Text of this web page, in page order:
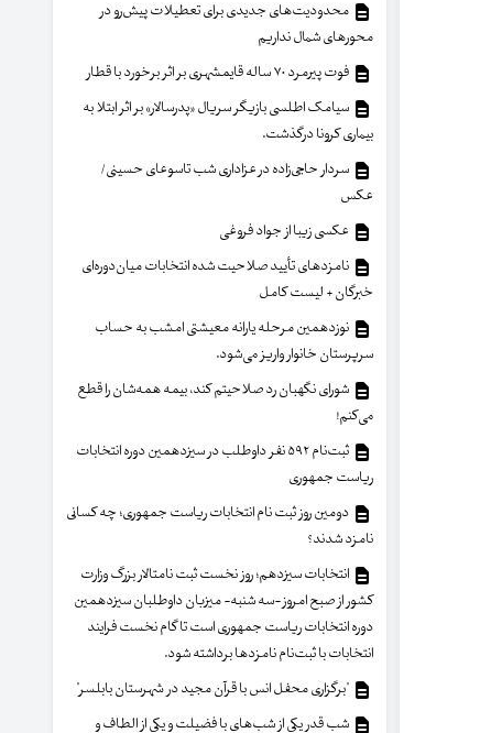
محدودیت‌های جدیدی برای تعطیلات پیش‌رو در
محورهای شمال نداریم
فوت پیرمرد ۷۰ ساله قایمشهری بر اثر برخورد با قطار
سیامک اطلسی بازیگر سریال «پدرسالار» بر اثر ابتلا به
بیماری کرونا درگذشت.
سردار حاجی‌زاده در عزاداری شب تاسوعای حسینی/
عکس
عکسی زیبا از جواد فروغی
نامزدهای تأیید صلاحیت شده انتخابات میان‌دوره‌ای
خبرگان + لیست کامل
نوزدهمین مرحله یارانه معیشتی امشب به حساب
سرپرستان خانوار واریز می‌شود.
شورای نگهبان رد صلاحیتم کند، بیمه همه‌شان را قطع
می‌کنم!
ثبت‌نام ۵۹۲ نفر داوطلب در سیزدهمین دوره انتخابات
ریاست جمهوری
دومین روز ثبت نام انتخابات ریاست جمهوری؛ چه کسانی
نامزد شدند؟
انتخابات سیزدهم؛ روز نخست ثبت نامتالار بزرگ وزارت
کشور از صبح امروز -سه شنبه- میزبان داوطلبان سیزدهمین
دوره انتخابات ریاست جمهوری است تا گام نخست فرایند
انتخابات با ثبت‌نام نامزدها برداشته شود.
"برگزاری محفل انس با قرآن مجید در شهرستان بابلسر"
شب قدر یکی از شب‌های با فضیلت و یکی از الطاف و